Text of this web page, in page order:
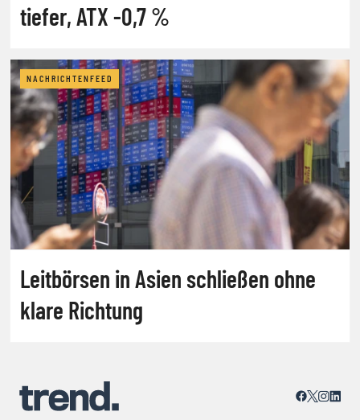
tiefer, ATX -0,7 %
NACHRICHTENFEED
Leitbörsen in Asien schließen ohne
klare Richtung